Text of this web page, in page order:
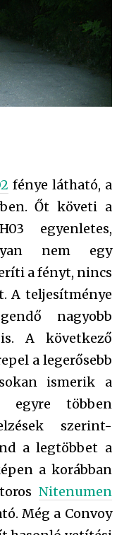
fénye látható, a
Őt követi a
egyenletes,
nem egy
a fényt, nincs
A teljesítménye
nagyobb
A következő
a legerősebb
ismerik a
egyre többen
szerint-
a legtöbbet a
a korábban
Nitenumen
Még a Convoy